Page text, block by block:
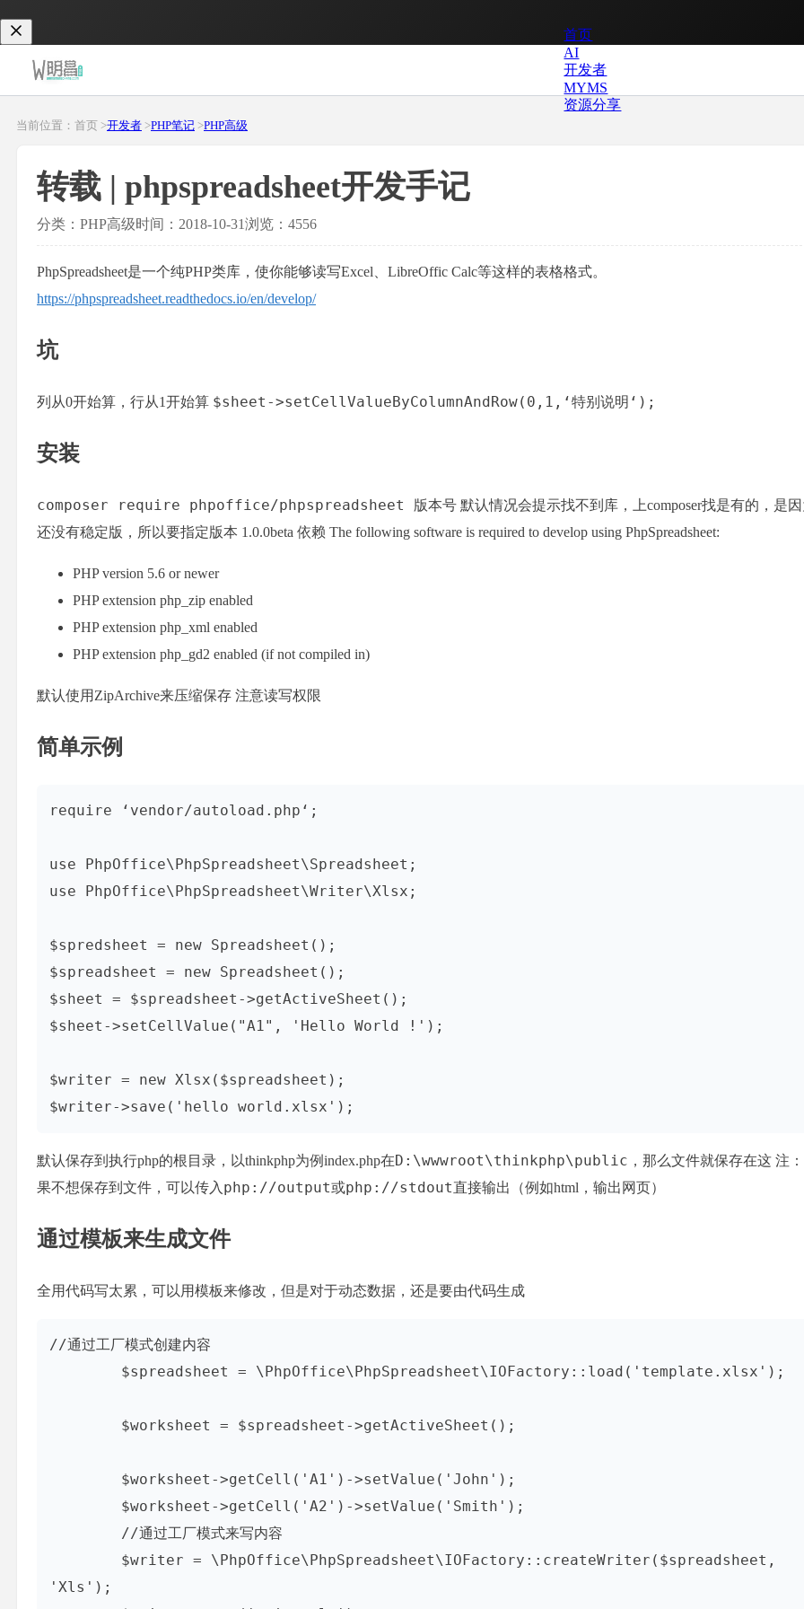
首页
AI
开发者
MYMS
资源分享
当前位置：首页 >开发者 >PHP笔记 >PHP高级
转载 | phpspreadsheet开发手记
分类：PHP高级时间：2018-10-31浏览：4556
PhpSpreadsheet是一个纯PHP类库，使你能够读写Excel、LibreOffic Calc等这样的表格格式。
https://phpspreadsheet.readthedocs.io/en/develop/
坑
列从0开始算，行从1开始算 $sheet->setCellValueByColumnAndRow(0,1,‘特别说明‘);
安装
composer require phpoffice/phpspreadsheet 版本号 默认情况会提示找不到库，上composer找是有的，是
还没有稳定版，所以要指定版本 1.0.0beta 依赖 The following software is required to develop using PhpSpreadsheet:
PHP version 5.6 or newer
PHP extension php_zip enabled
PHP extension php_xml enabled
PHP extension php_gd2 enabled (if not compiled in)
默认使用ZipArchive来压缩保存 注意读写权限
简单示例
require ‘vendor/autoload.php‘;
use PhpOffice\PhpSpreadsheet\Spreadsheet;
use PhpOffice\PhpSpreadsheet\Writer\Xlsx;
$spredsheet = new Spreadsheet();
$spreadsheet = new Spreadsheet();
$sheet = $spreadsheet->getActiveSheet();
$sheet->setCellValue("A1", 'Hello World !');
$writer = new Xlsx($spreadsheet);
$writer->save('hello world.xlsx');
默认保存到执行php的根目录，以thinkphp为例index.php在D:\wwwroot\thinkphp\public ，那么文件就保存在这 注
果不想保存到文件，可以传入php://output或php://stdout直接输出（例如html，输出网页）
通过模板来生成文件
全用代码写太累，可以用模板来修改，但是对于动态数据，还是要由代码生成
//通过工厂模式创建内容
'Xls');